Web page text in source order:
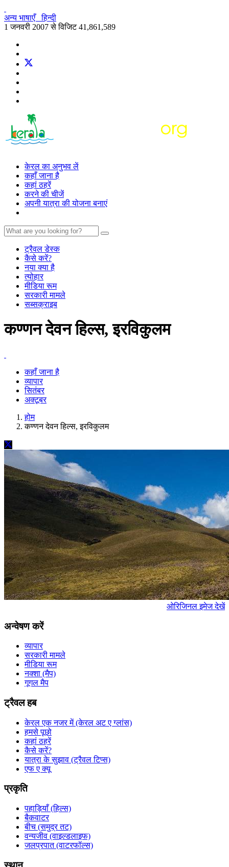
अन्य भाषाएँ हिन्दी
1 जनवरी 2007 से विजिट41,861,589
केरल का अनुभव लें
कहाँ जाना है
कहां ठहरें
करने की चीजें
अपनी यात्रा की योजना बनाएं
ट्रैवल डेस्क
कैसे करें?
नया क्या है
त्योहार
मीडिया रूम
सरकारी मामले
सब्सक्राइब
कण्णन देवन हिल्स, इरविकुलम
कहाँ जाना है
व्यापार
सितंबर
अक्टूबर
होम
कण्णन देवन हिल्स, इरविकुलम
ओरिजिनल इमेज देखें
अन्वेषण करें
व्यापार
सरकारी मामले
मीडिया रूम
नक्शा (मैप)
गूगल मैप
ट्रैवल हब
केरल एक नजर में (केरल अट ए ग्लांस)
हमसे पूछो
कहां ठहरें
कैसे करें?
यात्रा के सुझाव (ट्रैवल टिप्स)
एफ ए क्यू
प्रकृति
पहाड़ियाँ (हिल्स)
बैकवाटर
बीच (समुद्र तट)
वन्यजीव (वाइल्डलाइफ)
जलप्रपात (वाटरफॉल्स)